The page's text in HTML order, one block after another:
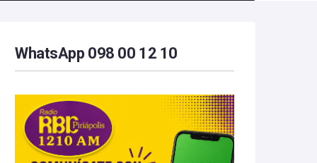
WhatsApp 098 00 12 10